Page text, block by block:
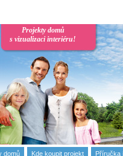
Projekty domů
s vizualizaci interiéru!
domů Kde koupit projekt Příručka